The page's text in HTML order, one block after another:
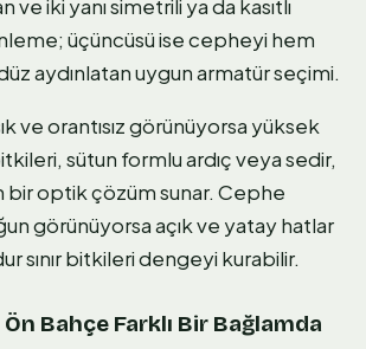
ve iki yanı simetrili ya da kasıtlı
üçüncüsü ise cepheyi hem
aydınlatan uygun armatür seçimi.
ve orantısız görünüyorsa yüksek
sütun formlu ardıç veya sedir,
bir optik çözüm sunar. Cephe
görünüyorsa açık ve yatay hatlar
sınır bitkileri dengeyi kurabilir.
Bahçe Farklı Bir Bağlamda